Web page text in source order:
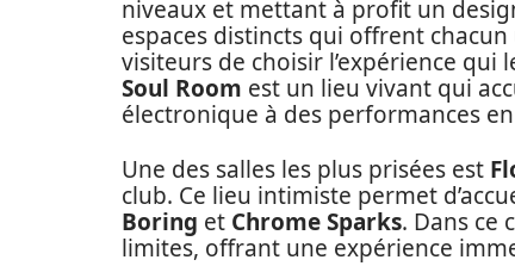
niveaux et mettant à profit un
espaces distincts qui offrent
visiteurs de choisir l’expérience qui
Soul Room est un lieu vivant qui
électronique à des performances
Une des salles les plus prisées est
club. Ce lieu intimiste permet
Boring et Chrome Sparks. Dans ce
limites, offrant une expérience